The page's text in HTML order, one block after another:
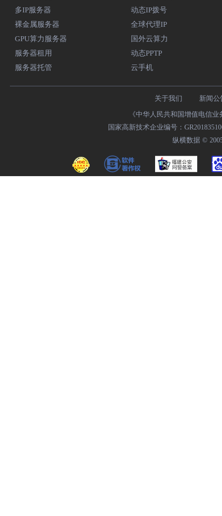
多IP服务器
裸金属服务器
GPU算力服务器
服务器租用
服务器托管
动态IP拨号
全球代理IP
国外云算力
动态PPTP
云手机
关于我们 新闻公
《中华人民共和国增值电信
国家高新技术企业编号：
纵横数据 ©